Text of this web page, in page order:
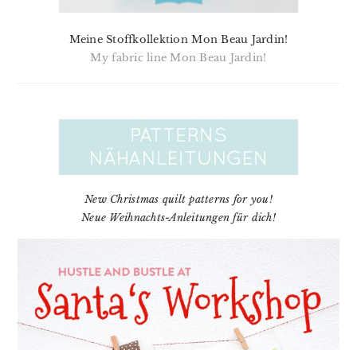
Meine Stoffkollektion Mon Beau Jardin!
My fabric line Mon Beau Jardin!
New Christmas quilt patterns for you!
Neue Weihnachts-Anleitungen für dich!